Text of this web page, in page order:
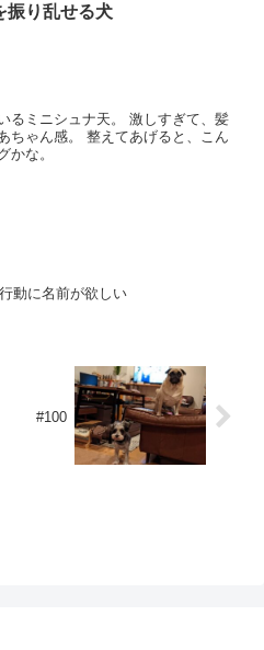
振り乱せる犬
るミニシュナ天。 激しすぎて、髪
ちゃん感。 整えてあげると、こん
かな。
動に名前が欲しい
#100